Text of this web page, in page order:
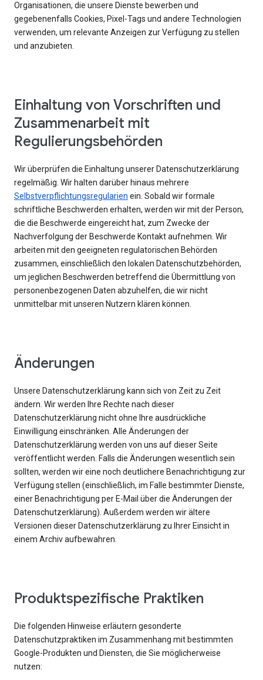
Organisationen, die unsere Dienste bewerben und
gegebenenfalls Cookies, Pixel-Tags und andere Technologien
verwenden, um relevante Anzeigen zur Verfügung zu stellen
und anzubieten.
Einhaltung von Vorschriften und
Zusammenarbeit mit
Regulierungsbehörden
Wir überprüfen die Einhaltung unserer Datenschutzerklärung
regelmäßig. Wir halten darüber hinaus mehrere
Selbstverpflichtungsregularien ein. Sobald wir formale
schriftliche Beschwerden erhalten, werden wir mit der Person,
die die Beschwerde eingereicht hat, zum Zwecke der
Nachverfolgung der Beschwerde Kontakt aufnehmen. Wir
arbeiten mit den geeigneten regulatorischen Behörden
zusammen, einschließlich den lokalen Datenschutzbehörden,
um jeglichen Beschwerden betreffend die Übermittlung von
personenbezogenen Daten abzuhelfen, die wir nicht
unmittelbar mit unseren Nutzern klären können.
Änderungen
Unsere Datenschutzerklärung kann sich von Zeit zu Zeit
ändern. Wir werden Ihre Rechte nach dieser
Datenschutzerklärung nicht ohne Ihre ausdrückliche
Einwilligung einschränken. Alle Änderungen der
Datenschutzerklärung werden von uns auf dieser Seite
veröffentlicht werden. Falls die Änderungen wesentlich sein
sollten, werden wir eine noch deutlichere Benachrichtigung zur
Verfügung stellen (einschließlich, im Falle bestimmter Dienste,
einer Benachrichtigung per E-Mail über die Änderungen der
Datenschutzerklärung). Außerdem werden wir ältere
Versionen dieser Datenschutzerklärung zu Ihrer Einsicht in
einem Archiv aufbewahren.
Produktspezifische Praktiken
Die folgenden Hinweise erläutern gesonderte
Datenschutzpraktiken im Zusammenhang mit bestimmten
Google-Produkten und Diensten, die Sie möglicherweise
nutzen: